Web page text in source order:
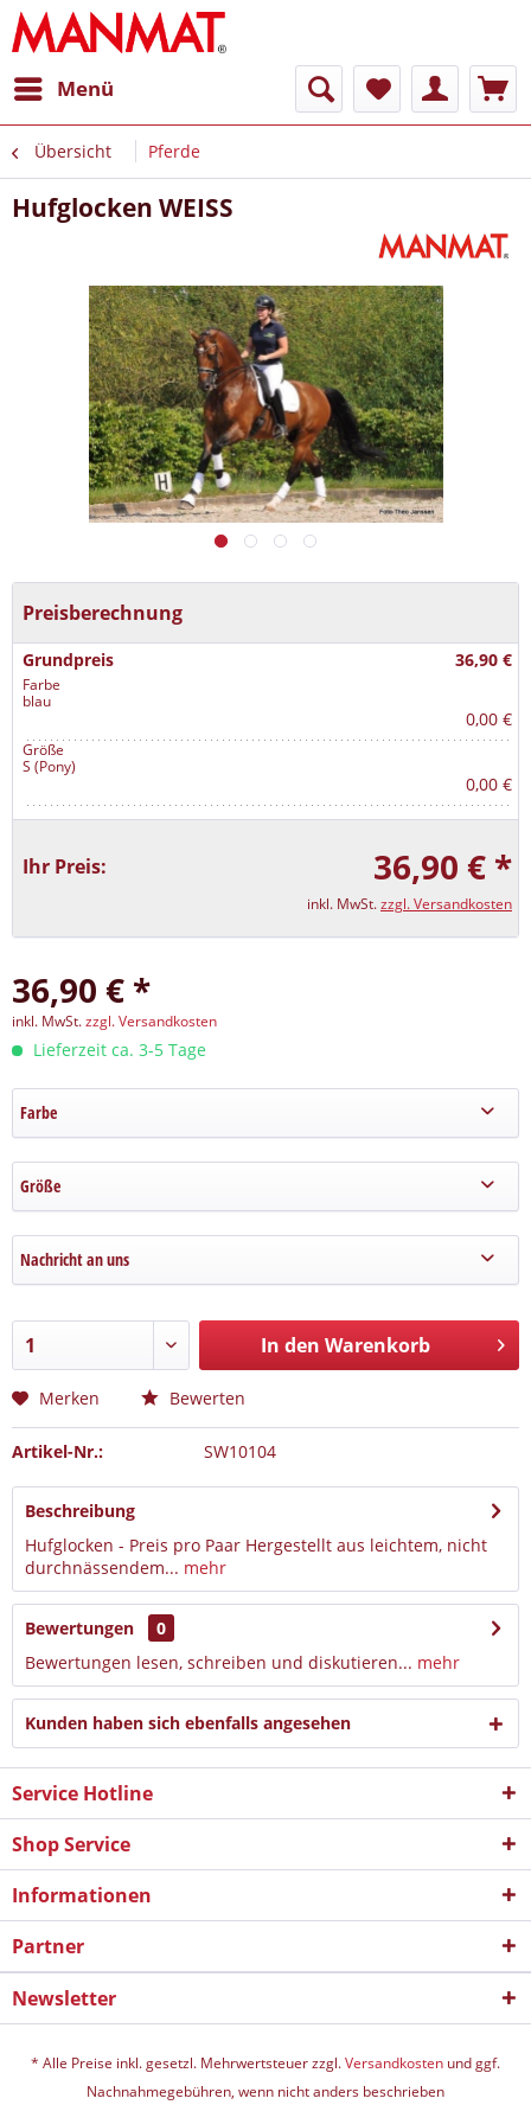
Menü
Übersicht Pferde
Hufglocken WEISS
Preisberechnung
Grundpreis 36,90 €
Farbe
blau
0,00 €
Größe
S (Pony)
0,00 €
Ihr Preis: 36,90 € *
inkl. MwSt.zzgl. Versandkosten
36,90 € *
inkl. MwSt.zzgl. Versandkosten
Lieferzeit ca. 3-5 Tage
Farbe
Größe
Nachricht an uns
In den Warenkorb
Merken Bewerten
Artikel-Nr.: SW10104
Beschreibung
Hufglocken - Preis pro Paar Hergestellt aus leichtem, nicht
durchnässendem... mehr
Bewertungen
0
Bewertungen lesen, schreiben und diskutieren... mehr
Kunden haben sich ebenfalls angesehen
Service Hotline
Shop Service
Informationen
Partner
Newsletter
* Alle Preise inkl. gesetzl. Mehrwertsteuer zzgl.Versandkosten und ggf.
Nachnahmegebühren, wenn nicht anders beschrieben